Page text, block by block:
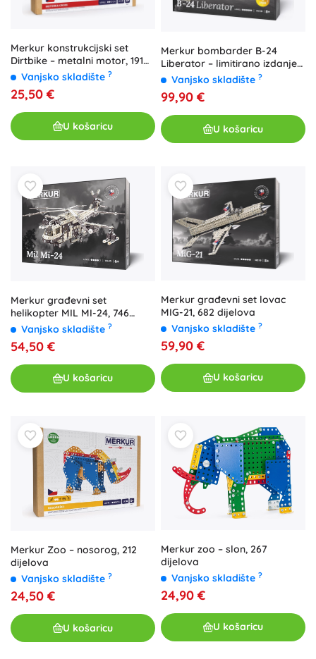
Merkur konstrukcijski set
Dirtbike – metalni motor, 191
dijelova
Vanjsko skladište ?
25,50 €
U košaricu
Merkur bombarder B-24
Liberator – limitirano izdanje
konstrukcijskog seta (902
dijela)
Vanjsko skladište ?
99,90 €
U košaricu
Merkur građevni set
helikopter MIL MI-24, 746
dijelova
Vanjsko skladište ?
54,50 €
U košaricu
Merkur građevni set lovac
MIG-21, 682 dijelova
Vanjsko skladište ?
59,90 €
U košaricu
Merkur Zoo – nosorog, 212
dijelova
Vanjsko skladište ?
24,50 €
U košaricu
Merkur zoo – slon, 267
dijelova
Vanjsko skladište ?
24,90 €
U košaricu